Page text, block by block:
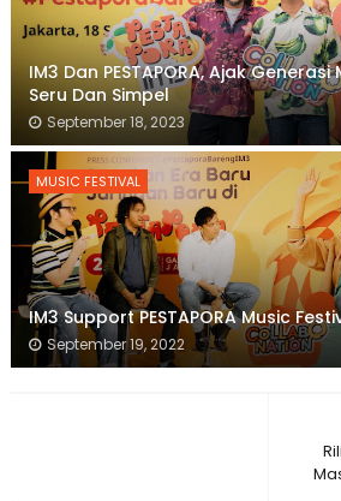
IM3 Dan PESTAPORA, Ajak
Seru Dan Simpel
September 18, 2023
MUSIC FESTIVAL
IM3 Support PESTAPORA Music
September 19, 2022